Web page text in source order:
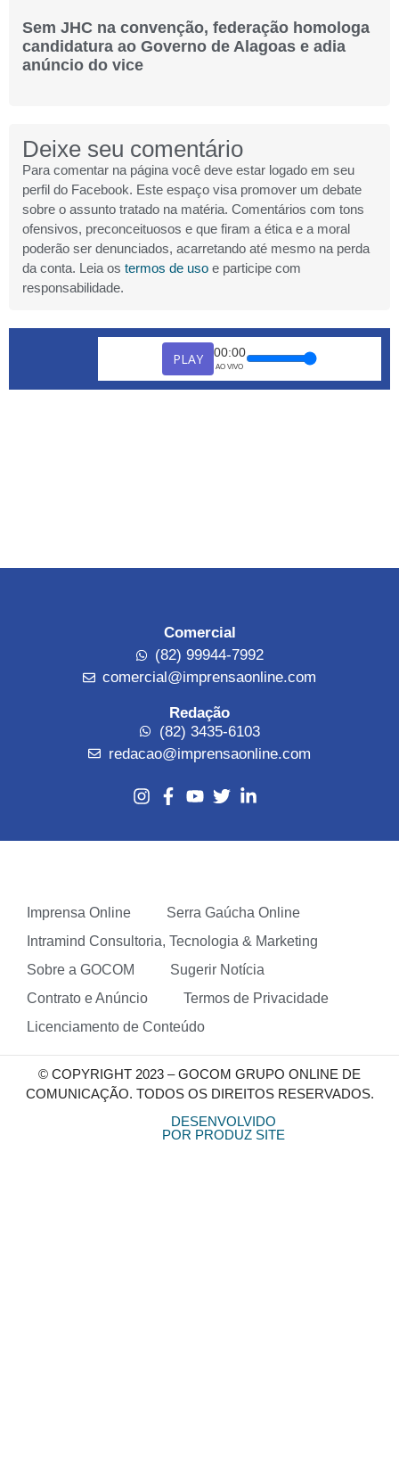
Sem JHC na convenção, federação homologa
candidatura ao Governo de Alagoas e adia
anúncio do vice
Deixe seu comentário
Para comentar na página você deve estar logado em seu
perfil do Facebook. Este espaço visa promover um debate
sobre o assunto tratado na matéria. Comentários com tons
ofensivos, preconceituosos e que firam a ética e a moral
poderão ser denunciados, acarretando até mesmo na perda
da conta. Leia os termos de uso e participe com
responsabilidade.
PLAY 00:00
AO VIVO
Comercial
(82) 99944-7992
comercial@imprensaonline.com
Redação
(82) 3435-6103
redacao@imprensaonline.com
Imprensa Online
Serra Gaúcha Online
Intramind Consultoria, Tecnologia & Marketing
Sobre a GOCOM
Sugerir Notícia
Contrato e Anúncio
Termos de Privacidade
Licenciamento de Conteúdo
© COPYRIGHT 2023 – GOCOM GRUPO ONLINE DE
COMUNICAÇÃO. TODOS OS DIREITOS RESERVADOS.
DESENVOLVIDO
POR PRODUZ SITE